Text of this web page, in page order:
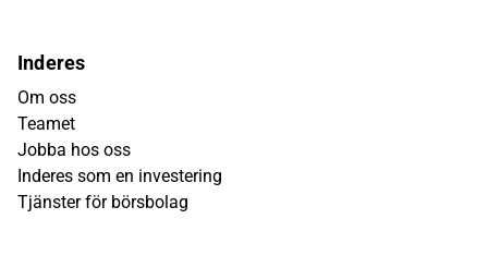
Inderes
Om oss
Teamet
Jobba hos oss
Inderes som en investering
Tjänster för börsbolag